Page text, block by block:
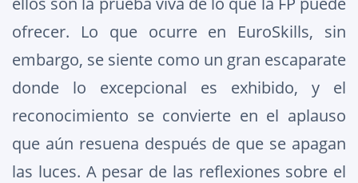
ofrecer. Lo que ocurre en EuroSkills, sin
embargo, se siente como un gran escaparate
donde lo excepcional es exhibido, y el
reconocimiento se convierte en el aplauso
que aún resuena después de que se apagan
las luces. A pesar de las reflexiones sobre el